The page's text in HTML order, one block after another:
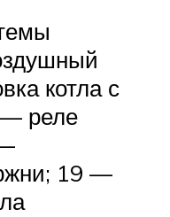
котла с
— реле
19 —